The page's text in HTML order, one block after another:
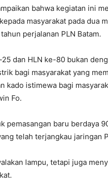
bahwa kegiatan ini
masyarakat pada dua
perjalanan PLN Batam.
dan HLN ke-80 bukan
bagi masyarakat yang
kado istimewa bagi
Fo.
pemasangan baru berdaya
telah terjangkau jaringan
lampu, tetapi juga